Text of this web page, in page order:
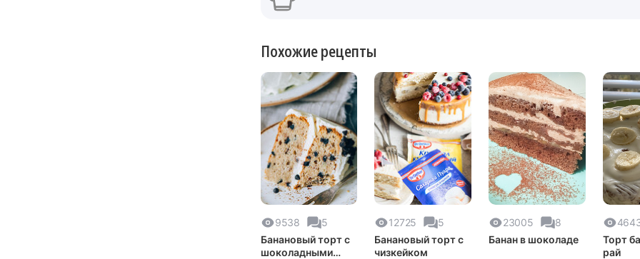
Похожие рецепты
9538
5
Банановый торт с
шоколадными
12725
5
Банановый торт с
чизкейком
23005
8
Банан в шоколаде
Торт
рай